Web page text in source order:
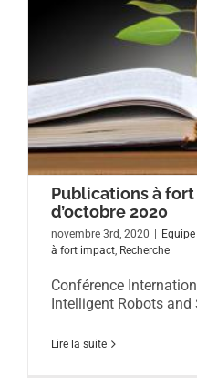
Publications à
d’octobre 2020
novembre 3rd, 2020
à fort impact, Recherche
Conférence
Intelligent Robots and
Lire la suite